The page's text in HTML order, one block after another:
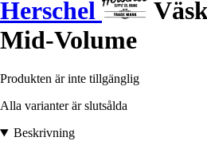
Herschel
Mid-Volume
Produkten är inte tillgänglig
Alla varianter är slutsålda
Beskrivning